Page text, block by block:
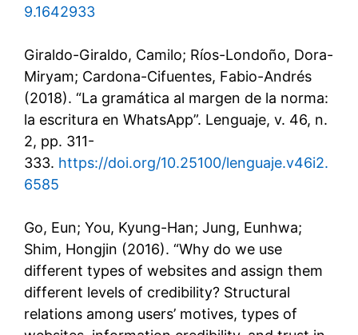
9.1642933
Giraldo-Giraldo, Camilo; Ríos-Londoño, Dora-
Miryam; Cardona-Cifuentes, Fabio-Andrés
(2018). “La gramática al margen de la norma:
la escritura en WhatsApp”. Lenguaje, v. 46, n.
2, pp. 311-
333. https://doi.org/10.25100/lenguaje.v46i2.
6585
Go, Eun; You, Kyung-Han; Jung, Eunhwa;
Shim, Hongjin (2016). “Why do we use
different types of websites and assign them
different levels of credibility? Structural
relations among users’ motives, types of